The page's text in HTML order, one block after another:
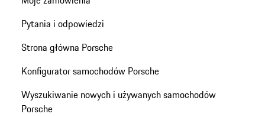
Pytania i odpowiedzi
Strona główna Porsche
Konfigurator samochodów Porsche
Wyszukiwanie nowych i używanych samochodów
Porsche